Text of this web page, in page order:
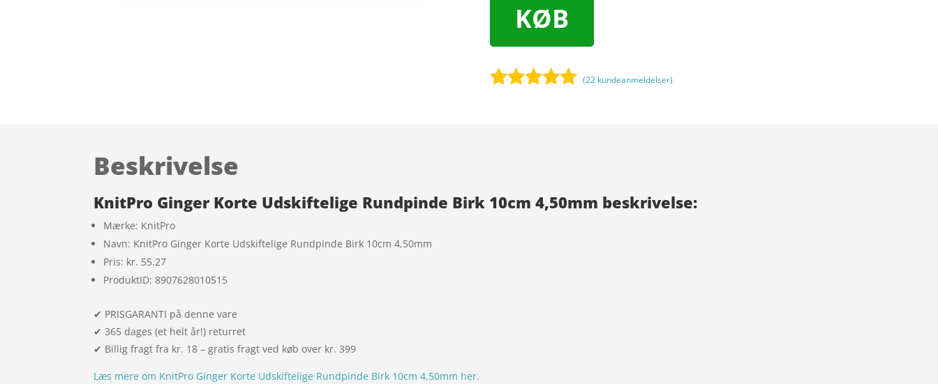
KØB
(22 kundeanmeldelser)
Beskrivelse
KnitPro Ginger Korte Udskiftelige Rundpinde Birk 10cm 4,50mm beskrivelse:
Mærke: KnitPro
Navn: KnitPro Ginger Korte Udskiftelige Rundpinde Birk 10cm 4,50mm
Pris: kr. 55.27
ProduktID: 8907628010515
✔ PRISGARANTI på denne vare
✔ 365 dages (et helt år!) returret
✔ Billig fragt fra kr. 18 – gratis fragt ved køb over kr. 399
Læs mere om KnitPro Ginger Korte Udskiftelige Rundpinde Birk 10cm 4,50mm her.